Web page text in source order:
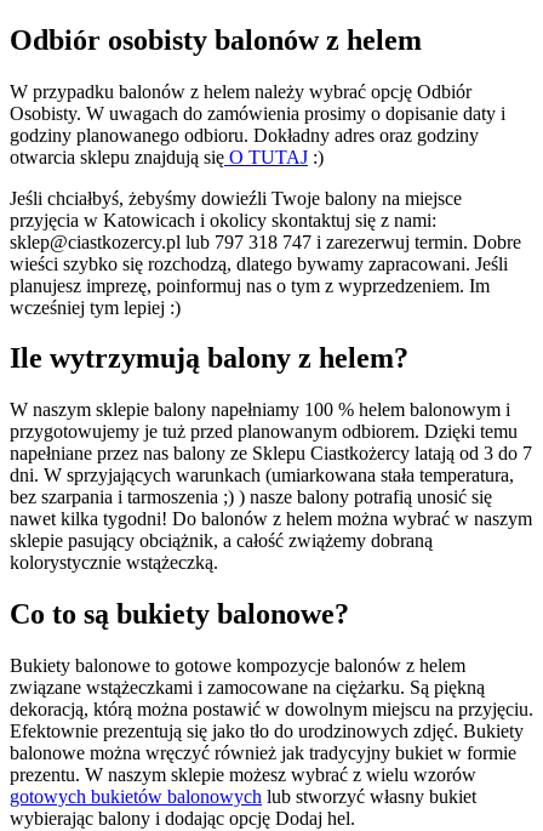
Odbiór osobisty balonów z helem
W przypadku balonów z helem należy wybrać opcję Odbiór
Osobisty. W uwagach do zamówienia prosimy o dopisanie daty i
godziny planowanego odbioru. Dokładny adres oraz godziny
otwarcia sklepu znajdują się O TUTAJ :)
Jeśli chciałbyś, żebyśmy dowieźli Twoje balony na miejsce
przyjęcia w Katowicach i okolicy skontaktuj się z nami:
sklep@ciastkozercy.pl lub 797 318 747 i zarezerwuj termin. Dobre
wieści szybko się rozchodzą, dlatego bywamy zapracowani. Jeśli
planujesz imprezę, poinformuj nas o tym z wyprzedzeniem. Im
wcześniej tym lepiej :)
Ile wytrzymują balony z helem?
W naszym sklepie balony napełniamy 100 % helem balonowym i
przygotowujemy je tuż przed planowanym odbiorem. Dzięki temu
napełniane przez nas balony ze Sklepu Ciastkożercy latają od 3 do 7
dni. W sprzyjających warunkach (umiarkowana stała temperatura,
bez szarpania i tarmoszenia ;) ) nasze balony potrafią unosić się
nawet kilka tygodni! Do balonów z helem można wybrać w naszym
sklepie pasujący obciążnik, a całość zwiążemy dobraną
kolorystycznie wstążeczką.
Co to są bukiety balonowe?
Bukiety balonowe to gotowe kompozycje balonów z helem
związane wstążeczkami i zamocowane na ciężarku. Są piękną
dekoracją, którą można postawić w dowolnym miejscu na przyjęciu.
Efektownie prezentują się jako tło do urodzinowych zdjęć. Bukiety
balonowe można wręczyć również jak tradycyjny bukiet w formie
prezentu. W naszym sklepie możesz wybrać z wielu wzorów
gotowych bukietów balonowych lub stworzyć własny bukiet
wybierając balony i dodając opcję Dodaj hel.